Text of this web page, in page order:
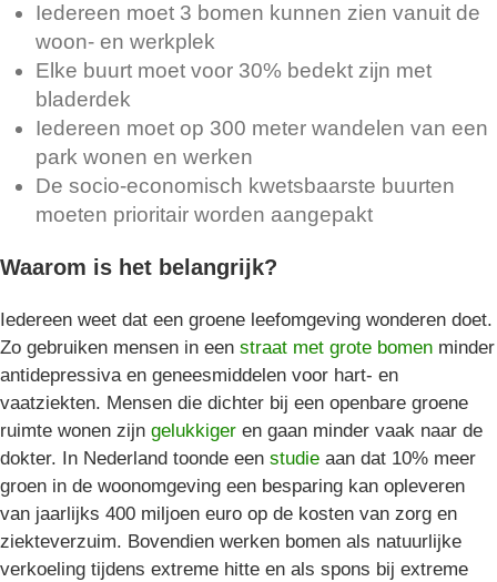
Iedereen moet 3 bomen kunnen zien vanuit de
woon- en werkplek
Elke buurt moet voor 30% bedekt zijn met
bladerdek
Iedereen moet op 300 meter wandelen van een
park wonen en werken
De socio-economisch kwetsbaarste buurten
moeten prioritair worden aangepakt
Waarom is het belangrijk?
Iedereen weet dat een groene leefomgeving wonderen doet.
Zo gebruiken mensen in een straat met grote bomen minder
antidepressiva en geneesmiddelen voor hart- en
vaatziekten. Mensen die dichter bij een openbare groene
ruimte wonen zijn gelukkiger en gaan minder vaak naar de
dokter. In Nederland toonde een studie aan dat 10% meer
groen in de woonomgeving een besparing kan opleveren
van jaarlijks 400 miljoen euro op de kosten van zorg en
ziekteverzuim. Bovendien werken bomen als natuurlijke
verkoeling tijdens extreme hitte en als spons bij extreme